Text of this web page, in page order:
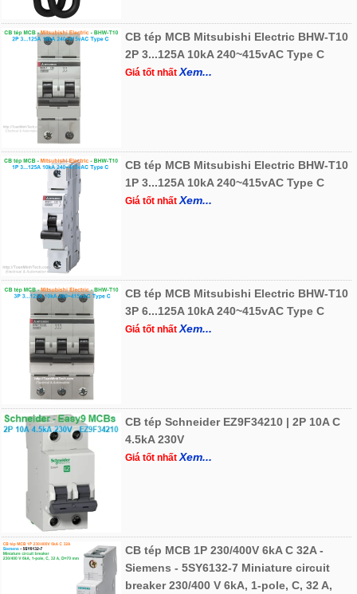
CB tép MCB Mitsubishi Electric BHW-T10
2P 3...125A 10kA 240~415vAC Type C
Giá tốt nhấtXem...
CB tép MCB Mitsubishi Electric BHW-T10
1P 3...125A 10kA 240~415vAC Type C
Giá tốt nhấtXem...
CB tép MCB Mitsubishi Electric BHW-T10
3P 6...125A 10kA 240~415vAC Type C
Giá tốt nhấtXem...
CB tép Schneider EZ9F34210 | 2P 10A C
4.5kA 230V
Giá tốt nhấtXem...
CB tép MCB 1P 230/400V 6kA C 32A -
Siemens - 5SY6132-7 Miniature circuit
breaker 230/400 V 6kA, 1-pole, C, 32 A,